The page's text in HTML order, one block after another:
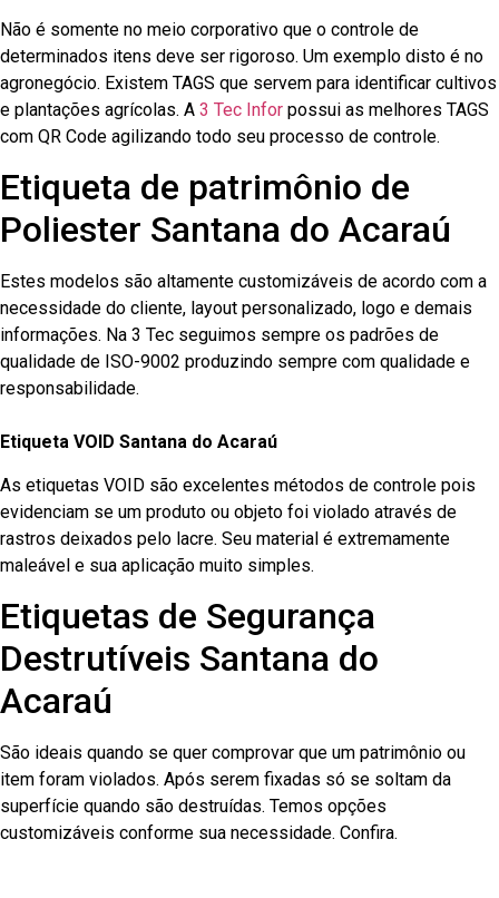
Não é somente no meio corporativo que o controle de
determinados itens deve ser rigoroso. Um exemplo disto é no
agronegócio. Existem TAGS que servem para identificar cultivos
e plantações agrícolas. A 3 Tec Infor possui as melhores TAGS
com QR Code agilizando todo seu processo de controle.
Etiqueta de patrimônio de
Poliester Santana do Acaraú
Estes modelos são altamente customizáveis de acordo com a
necessidade do cliente, layout personalizado, logo e demais
informações. Na 3 Tec seguimos sempre os padrões de
qualidade de ISO-9002 produzindo sempre com qualidade e
responsabilidade.
Etiqueta VOID Santana do Acaraú
As etiquetas VOID são excelentes métodos de controle pois
evidenciam se um produto ou objeto foi violado através de
rastros deixados pelo lacre. Seu material é extremamente
maleável e sua aplicação muito simples.
Etiquetas de Segurança
Destrutíveis Santana do
Acaraú
São ideais quando se quer comprovar que um patrimônio ou
item foram violados. Após serem fixadas só se soltam da
superfície quando são destruídas. Temos opções
customizáveis conforme sua necessidade. Confira.